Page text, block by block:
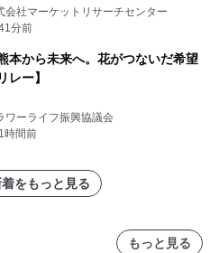
・分析レポートを発表
会社マーケットリサーチセンター
分前
熊本から未来へ。花がつないだ希望
レー】
ワーライフ振興協議会
時間前
をもっと見る
もっと見る